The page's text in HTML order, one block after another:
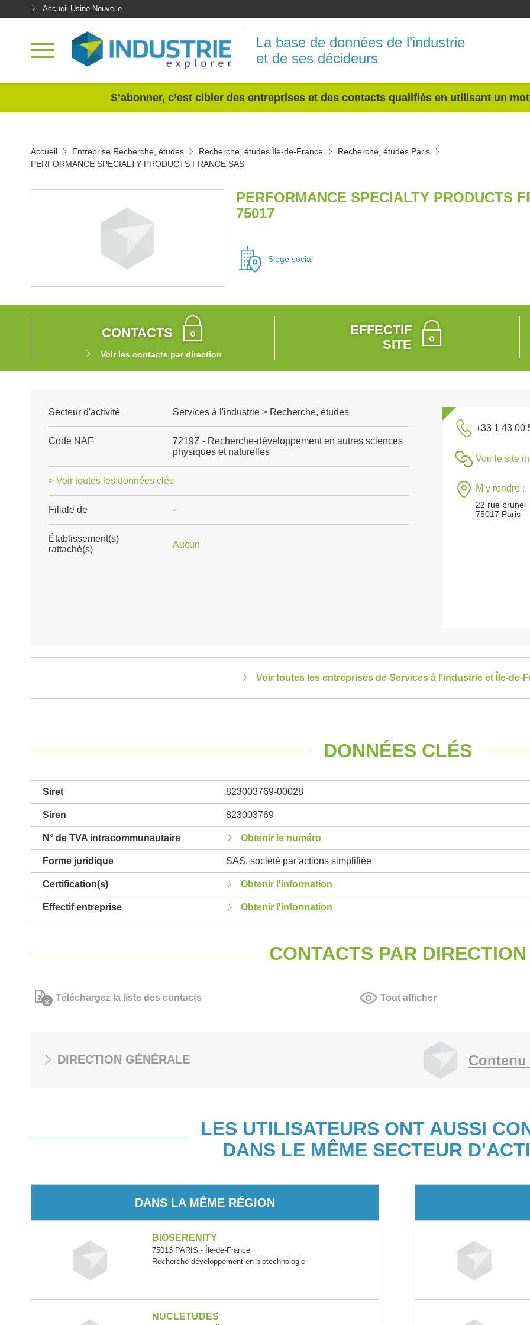
Accueil Usine Nouvelle
La base de données de l’industrie
et de ses décideurs
S’abonner, c’est cibler des entreprises et des contacts qualifiés en utilisant un
Accueil Entreprise Recherche, études Recherche, études Île-de-France
Recherche, études Paris
PERFORMANCE SPECIALTY PRODUCTS FRANCE SAS
PERFORMANCE SPECIALTY PRODUCTS
75017
Siège social
CONTACTS
Voir les contacts par direction
EFFECTIF
SITE
Secteur d'activité Services à l'industrie > Recherche, études
Code NAF
7219Z - Recherche-développement en autres sciences
physiques et naturelles
> Voir toutes les données clés
Filiale de -
Établissement(s)
rattaché(s)
Aucun
+33 1 43 00
Voir le site
M’y rendre :
22 rue brunel
75017 Paris
Voir toutes les entreprises de Services à l'industrie et Île-de-
DONNÉES CLÉS
Siret 823003769-00028
Siren 823003769
N° de TVA intracommunautaire Obtenir le numéro
Forme juridique SAS, société par actions simplifiée
Certification(s) Obtenir l'information
Effectif entreprise Obtenir l'information
CONTACTS PAR DIRECTION
Téléchargez la liste des contacts Tout afficher
DIRECTION GÉNÉRALE
LES UTILISATEURS ONT AUSSI
DANS LE MÊME SECTEUR
DANS LA MÊME RÉGION
BIOSERENITY
75013 PARIS - Île-de-France
Recherche-développement en biotechnologie
NUCLETUDES